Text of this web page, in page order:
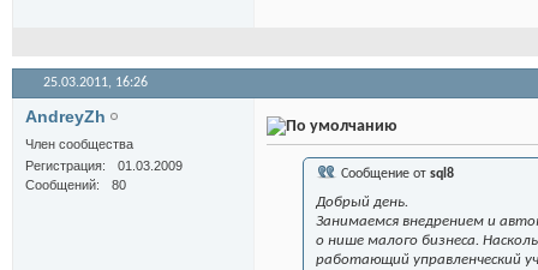
25.03.2011, 16:26
AndreyZh
Член сообщества
Регистрация
01.03.2009
Сообщений
80
Сообщение от sql8
Добрый день.
Занимаемся внедрением и
о нише малого бизнеса.
работающий управленческий